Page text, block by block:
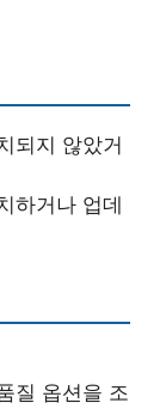
되지 않았거
하거나 업데
질 옵션을 조